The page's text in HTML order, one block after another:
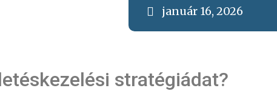
január 16, 2026
stratégiádat?